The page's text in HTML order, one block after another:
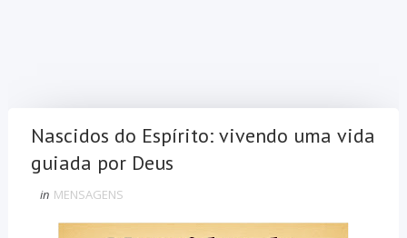
Nascidos do Espírito: vivendo uma vida
guiada por Deus
in MENSAGENS